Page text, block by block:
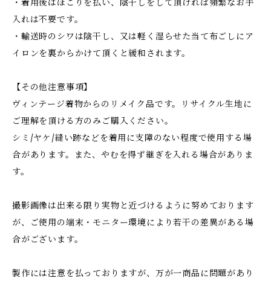
・着用後はほこりを払い、陰干しをして頂ければ頻繁なお手
入れは不要です。
・輸送時のシワは陰干し、又は軽く湿らせた当て布ごしにア
イロンを裏からかけて頂くと緩和されます。
【その他注意事項】
ヴィンテージ着物からのリメイク品です。リサイクル生地に
ご理解を頂ける方のみご購入ください。
シミ/ヤケ/縫い跡などを着用に支障のない程度で使用する場
合があります。また、やむを得ず継ぎを入れる場合がありま
す。
撮影画像は出来る限り実物と近づけるように努めております
が、ご使用の端末・モニター環境により若干の差異がある場
合がございます。
製作には注意を払っておりますが、万が一商品に問題があり